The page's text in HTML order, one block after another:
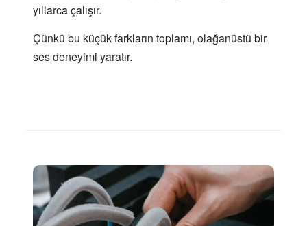
yıllarca çalışır.
Çünkü bu küçük farkların toplamı, olağanüstü bir
ses deneyimi yaratır.